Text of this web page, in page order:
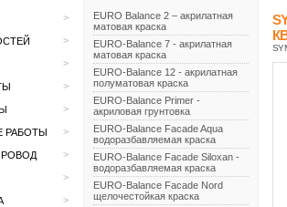
>
>
>
>
>
РАБОТЫ >
>
>
>
EURO Balance 2 – акрилатная
матовая краска
EURO-Balance 7 - акрилатная
матовая краска
EURO-Balance 12 - акрилатная
полуматовая краска
EURO-Balance Primer -
акриловая грунтовка
EURO-Balance Faсade Aqua
водоразбавляемая краска
EURO-Balance Facade Siloxan -
водоразбавляемая краска
EURO-Balance Faсade Nord
щелочестойкая краска